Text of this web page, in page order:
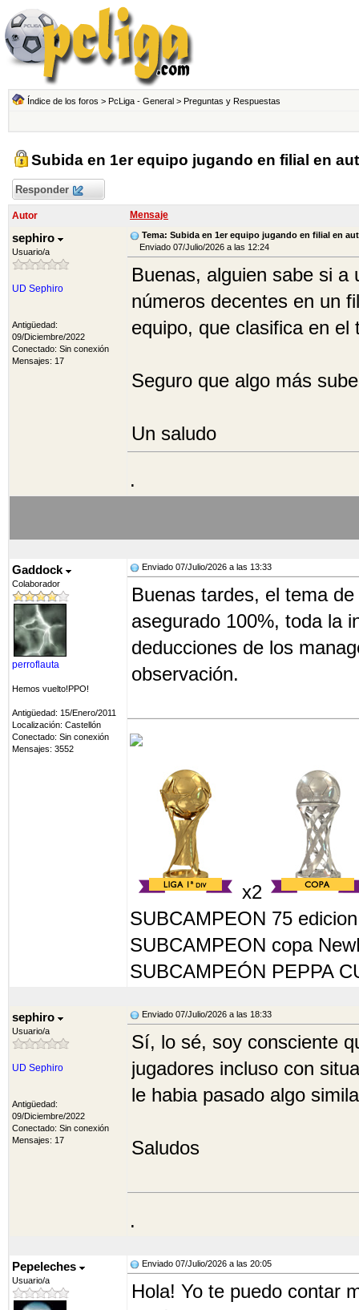
Índice de los foros > PcLiga - General > Preguntas y Respuestas
Subida en 1er equipo jugando en filial en
Responder
Autor Mensaje
sephiro
Usuario/a
UD Sephiro
Antigüedad:
09/Diciembre/2022
Conectado: Sin conexión
Mensajes: 17
Tema: Subida en 1er equipo jugando en filial en
Enviado 07/Julio/2026 a las 12:24
Buenas, alguien sabe si a
números decentes en un
equipo, que clasifica en el
Seguro que algo más
Un saludo
.
Gaddock
Colaborador
perroflauta
Hemos vuelto!PPO!
Antigüedad: 15/Enero/2011
Localización: Castellón
Conectado: Sin conexión
Mensajes: 3552
Enviado 07/Julio/2026 a las 13:33
Buenas tardes, el tema
asegurado 100%, toda la
deducciones de los
observación.
x2
SUBCAMPEON 75
SUBCAMPEON copa
SUBCAMPEÓN PEPPA
sephiro
Usuario/a
UD Sephiro
Antigüedad:
09/Diciembre/2022
Conectado: Sin conexión
Mensajes: 17
Enviado 07/Julio/2026 a las 18:33
Sí, lo sé, soy consciente
jugadores incluso con
le habia pasado algo
Saludos
.
Pepeleches
Usuario/a
Enviado 07/Julio/2026 a las 20:05
Hola! Yo te puedo contar